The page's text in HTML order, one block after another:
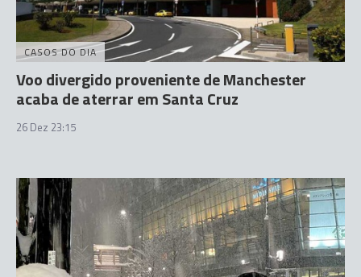
CASOS DO DIA
Voo divergido proveniente de Manchester
acaba de aterrar em Santa Cruz
26 Dez 23:15